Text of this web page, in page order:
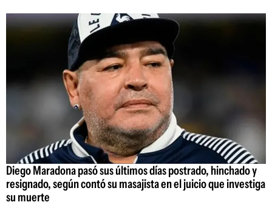
Diego Maradona pasó sus últimos días postrado, hinchado y
resignado, según contó su masajista en el juicio que investiga
su muerte